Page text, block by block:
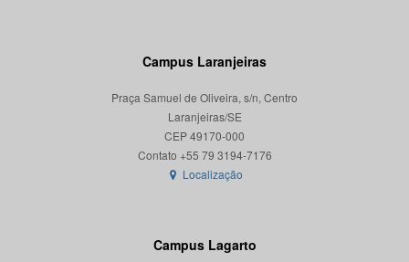
Campus Laranjeiras
Praça Samuel de Oliveira, s/n, Centro
Laranjeiras/SE
CEP 49170-000
Localização
Campus Lagarto